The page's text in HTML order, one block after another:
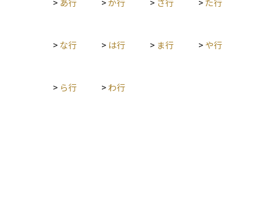
> あ行 >か行 > さ行 > た行
> な行 > は行 > ま行 > や行
> ら行 > わ行